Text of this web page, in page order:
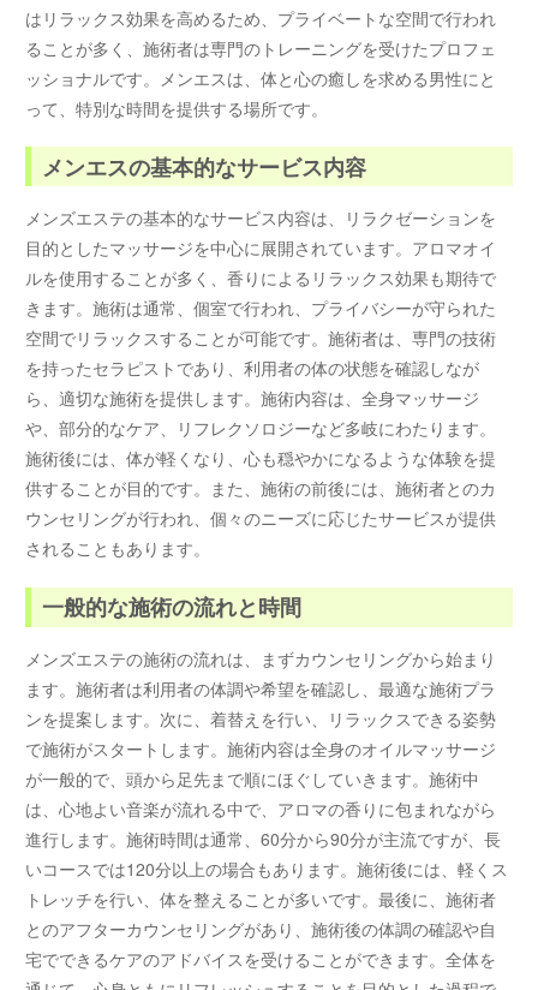
はリラックス効果を高めるため、プライベートな空間で行われ
ることが多く、施術者は専門のトレーニングを受けたプロフェ
ッショナルです。メンエスは、体と心の癒しを求める男性にと
って、特別な時間を提供する場所です。
メンエスの基本的なサービス内容
メンズエステの基本的なサービス内容は、リラクゼーションを
目的としたマッサージを中心に展開されています。アロマオイ
ルを使用することが多く、香りによるリラックス効果も期待で
きます。施術は通常、個室で行われ、プライバシーが守られた
空間でリラックスすることが可能です。施術者は、専門の技術
を持ったセラピストであり、利用者の体の状態を確認しなが
ら、適切な施術を提供します。施術内容は、全身マッサージ
や、部分的なケア、リフレクソロジーなど多岐にわたります。
施術後には、体が軽くなり、心も穏やかになるような体験を提
供することが目的です。また、施術の前後には、施術者とのカ
ウンセリングが行われ、個々のニーズに応じたサービスが提供
されることもあります。
一般的な施術の流れと時間
メンズエステの施術の流れは、まずカウンセリングから始まり
ます。施術者は利用者の体調や希望を確認し、最適な施術プラ
ンを提案します。次に、着替えを行い、リラックスできる姿勢
で施術がスタートします。施術内容は全身のオイルマッサージ
が一般的で、頭から足先まで順にほぐしていきます。施術中
は、心地よい音楽が流れる中で、アロマの香りに包まれながら
進行します。施術時間は通常、60分から90分が主流ですが、長
いコースでは120分以上の場合もあります。施術後には、軽くス
トレッチを行い、体を整えることが多いです。最後に、施術者
とのアフターカウンセリングがあり、施術後の体調の確認や自
宅でできるケアのアドバイスを受けることができます。全体を